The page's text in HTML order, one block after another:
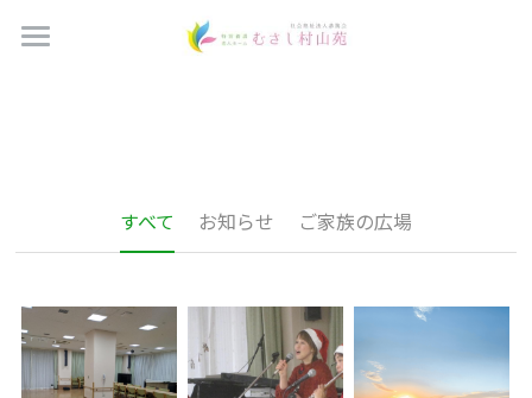
お知らせ
ご家族の広場
法人概要
施設概要
サービス案内
すべて お知らせ ご家族の広場